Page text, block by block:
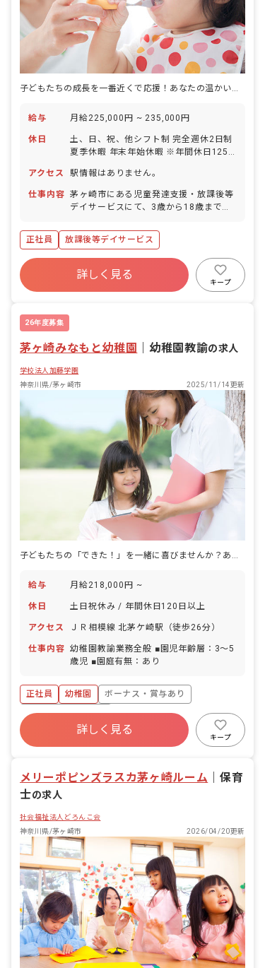
給与 月給225,000円 ~ 235,000円
休日
土、日、祝、他シフト制 完全週休2日制
夏季休暇 年末年始休暇 ※年間休日125
アクセス
駅情報はありません。
仕事内容 茅ヶ崎市にある児童発達支援・放課後等
デイサービスにて、3歳から18歳までの
務内容は以下の通りです。 ・日々の療育
プログラムの準備、およびイベントの企
画・実施 ・児童の日中活動支援、宿題や
学習のサポート ・帳簿記入、その他各種
事務作業 ・関係機関との連携、および保
正社員 放課後等デイサービス
詳しく見る
キープ
26年度募集
茅ヶ崎みなもと幼稚園 ｜幼稚園教諭の求人
学校法人加藤学園
神奈川県/茅ヶ崎市
2025/11/14更新
給与 月給218,000円 ~
休日 土日祝休み / 年間休日120日以上
アクセス ＪＲ相模線 北茅ケ崎駅（徒歩26分）
仕事内容 幼稚園教諭業務全般 ■園児年齢層：3～5
歳児 ■園庭有無：あり
正社員 幼稚園
ボーナス・賞与あり
年間休日120日以上
寮・住宅・家賃補助あり
社会保険完備
昇給昇進あり
詳しく見る
キープ
メリーポピンズラスカ茅ヶ崎ルーム
保育
士の求人
社会福祉法人どろんこ会
神奈川県/茅ヶ崎市
2026/04/20更新